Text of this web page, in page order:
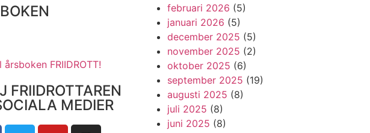
årsboken FRIIDROTT!
FRIIDROTTAREN
MEDIER
februari 2026 (5)
januari 2026 (5)
december 2025 (5)
november 2025 (2)
oktober 2025 (6)
september 2025 (19)
augusti 2025 (8)
juli 2025 (8)
juni 2025 (8)